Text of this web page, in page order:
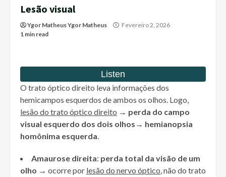
Lesão visual
Ygor Matheus Ygor Matheus
Fevereiro 2, 2026
1 min read
O trato óptico direito leva informações dos
hemicampos esquerdos de ambos os olhos. Logo,
lesão do trato óptico direito → perda do campo
visual esquerdo dos dois olhos → hemianopsia
homônima esquerda.
Amaurose direita: perda total da visão de um
olho → ocorre por lesão do nervo óptico, não do trato